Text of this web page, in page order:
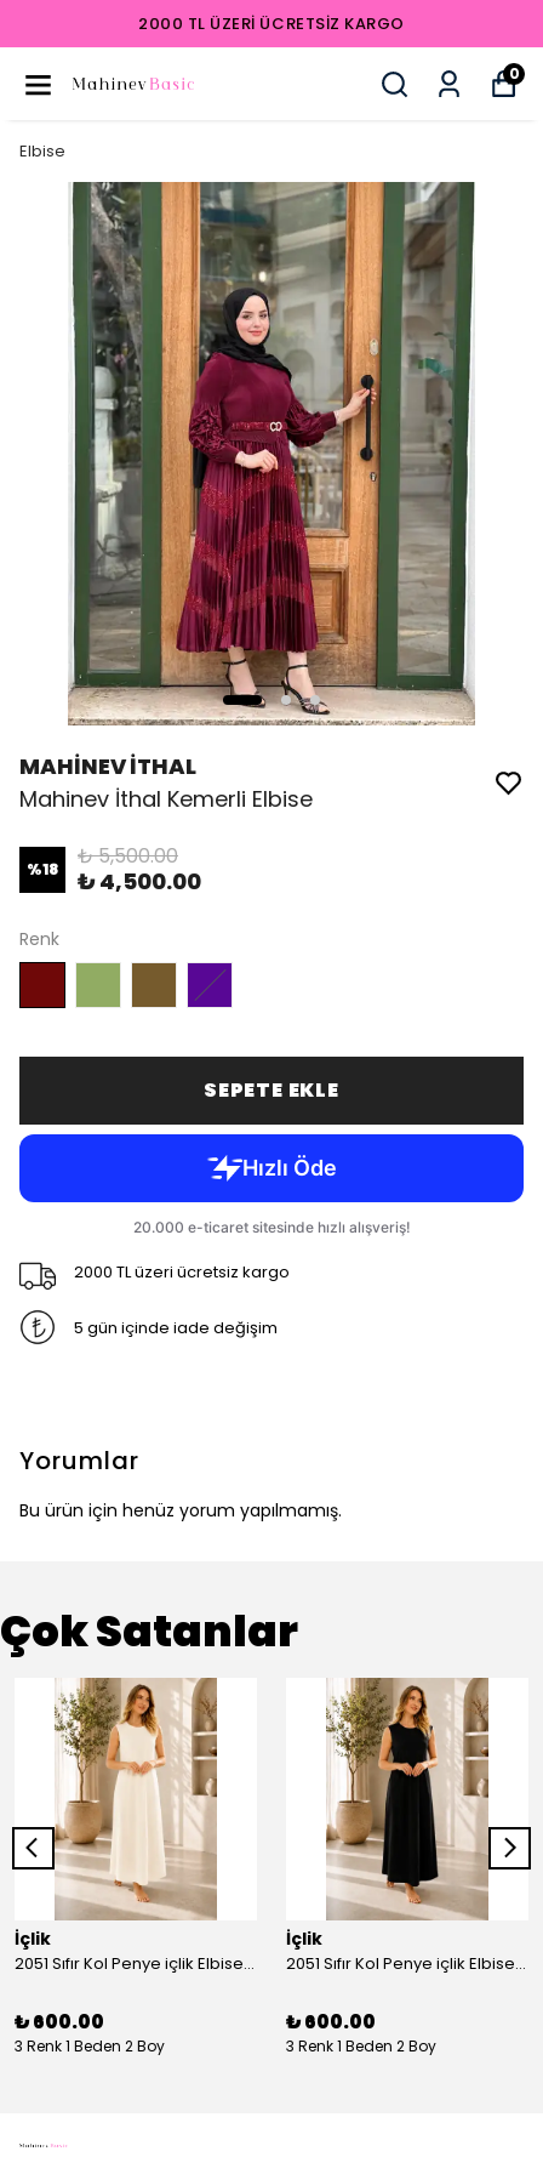
2000 TL ÜZERI ÜCRETSIZ KARGO
0
Elbise
MAHİNEV İTHAL
Mahinev İthal Kemerli Elbise
%18 ₺ 5,500.00
₺ 4,500.00
Renk
SEPETE EKLE
2000 TL üzeri ücretsiz kargo
5 gün içinde iade değişim
Yorumlar
Bu ürün için henüz yorum yapılmamış.
Çok Satanlar
İçlik
2051 Sıfır Kol Penye içlik Elbise - Ekru
₺ 600.00
3 Renk 1 Beden 2 Boy
İçlik
2051 Sıfır Kol Penye içlik Elbise - Siyah
₺ 600.00
3 Renk 1 Beden 2 Boy